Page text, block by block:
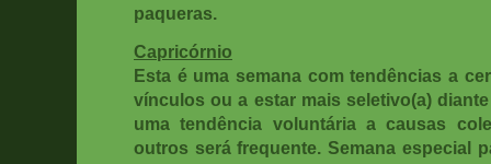
paqueras.
Capricórnio
Esta é uma semana com tendências a
vínculos ou a estar mais seletivo(a)
uma tendência voluntária a causas
outros será frequente. Semana especial